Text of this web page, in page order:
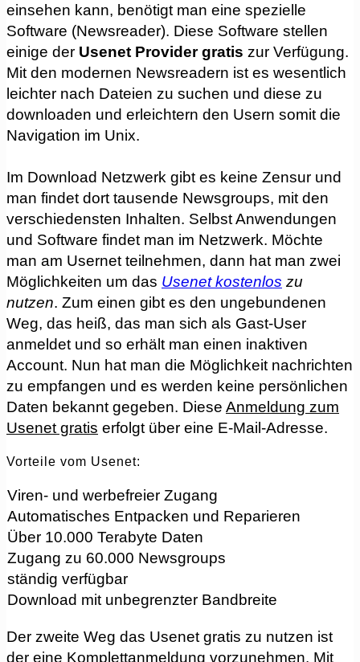
einsehen kann, benötigt man eine spezielle
Software (Newsreader). Diese Software stellen
einige der Usenet Provider gratis zur Verfügung.
Mit den modernen Newsreadern ist es wesentlich
leichter nach Dateien zu suchen und diese zu
downloaden und erleichtern den Usern somit die
Navigation im Unix.
Im Download Netzwerk gibt es keine Zensur und
man findet dort tausende Newsgroups, mit den
verschiedensten Inhalten. Selbst Anwendungen
und Software findet man im Netzwerk. Möchte
man am Usernet teilnehmen, dann hat man zwei
Möglichkeiten um das Usenet kostenlos zu
nutzen. Zum einen gibt es den ungebundenen
Weg, das heiß, das man sich als Gast-User
anmeldet und so erhält man einen inaktiven
Account. Nun hat man die Möglichkeit nachrichten
zu empfangen und es werden keine persönlichen
Daten bekannt gegeben. Diese Anmeldung zum
Usenet gratis erfolgt über eine E-Mail-Adresse.
Vorteile vom Usenet:
Viren- und werbefreier Zugang
Automatisches Entpacken und Reparieren
Über 10.000 Terabyte Daten
Zugang zu 60.000 Newsgroups
ständig verfügbar
Download mit unbegrenzter Bandbreite
Der zweite Weg das Usenet gratis zu nutzen ist
der eine Komplettanmeldung vorzunehmen. Mit